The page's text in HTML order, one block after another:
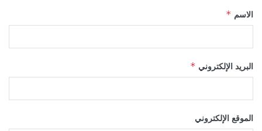
الاسم *
البريد الإلكتروني *
الموقع الإلكتروني